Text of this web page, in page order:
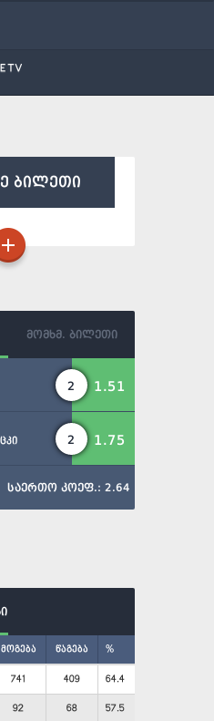
TV
ბილეთი
მომხმ. ბილეთი
2 1.51
2 1.75
საერთო კოეფ.: 2.64
მოგება წაგება %
741 409 64.4
92 68 57.5